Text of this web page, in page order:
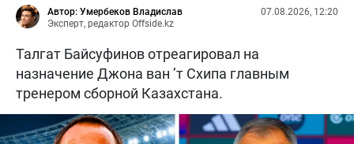
Автор: Умербеков Владислав
Эксперт, редактор Offside.kz
07.08.2026, 12:20
Талгат Байсуфинов отреагировал на
назначение Джона ван ’т Схипа главным
тренером сборной Казахстана.